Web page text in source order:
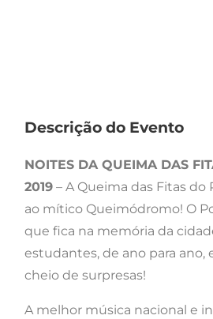
Descrição do Evento
NOITES DA QUEIMA DAS
2019 – A Queima das Fitas do
ao mítico Queimódromo! O
que fica na memória da
estudantes, de ano para ano,
cheio de surpresas!
A melhor música nacional e